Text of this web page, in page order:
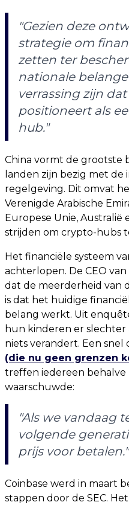
"Gezien deze
strategie om
zetten ter
nationale
verrassing zijn
positioneert als
hub."
China vormt de grootste
landen zijn bezig met
regelgeving. Dit omvat
Verenigde Arabische
Europese Unie, Australië
strijden om crypto-hubs
Het financiële systeem
achterlopen. De CEO
dat de meerderheid van
is dat het huidige
belang werkt. Uit
hun kinderen er slechter
niets verandert. Een
(die nu geen grenzen
treffen iedereen behalve
waarschuwde:
"Als we vandaag
volgende
prijs voor betalen."
Coinbase werd in maart
stappen door de SEC.